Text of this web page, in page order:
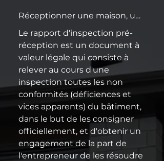
Réceptionner une maison, un
condominium, ou un
multiplex, peut être
extrêmement stressant, car il
est essentiel de s'assurer que
la nouvelle résidence est aux
normes, sans défauts, sans
problèmes potentiels, et sans
sources de risques possibles
avant d'effectuer les derniers
paiements à l'entrepreneur et
de s'y installer.
Le rapport d'inspection pré-
réception est un document à
valeur légale qui consiste à
relever au cours d'une
inspection toutes les non
conformités (déficiences et
vices apparents) du bâtiment,
dans le but de les consigner
officiellement, et d'obtenir un
engagement de la part de
l'entrepreneur de les résoudre